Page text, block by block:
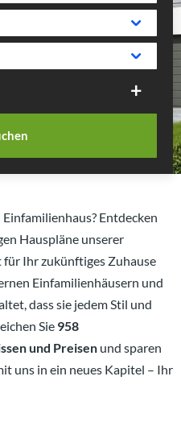
Entdecken
Hauspläne unserer
für Ihr zukünftiges Zuhause
Einfamilienhäusern und
dass sie jedem Stil und
Sie 958
und Preisen und sparen
uns in ein neues Kapitel – Ihr